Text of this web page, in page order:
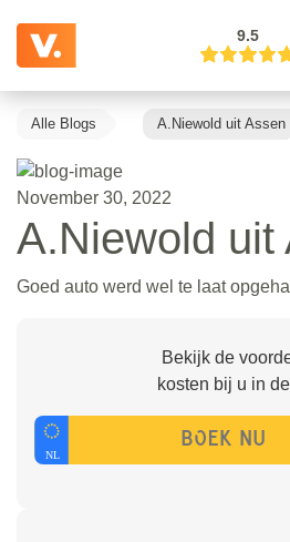
9.5
Alle Blogs A.Niewold uit Assen
November 30, 2022
A.Niewold uit
Goed auto werd wel te laat
Bekijk de
kosten bij u in